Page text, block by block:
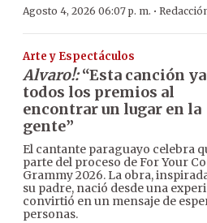
Agosto 4, 2026 06:07 p. m. ·
Arte y Espectáculos
Alvaro!:“Esta canción
todos los premios al
encontrar un lugar en la
gente”
El cantante paraguayo celebra
parte del proceso de For Your
Grammy 2026. La obra,
su padre, nació desde una
convirtió en un mensaje de
personas.